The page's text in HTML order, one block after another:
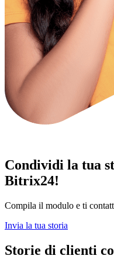
Condividi la tua
Bitrix24!
Compila il modulo e ti
Invia la tua storia
Storie di clienti